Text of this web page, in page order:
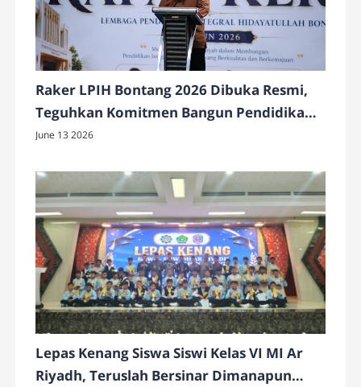
Raker LPIH Bontang 2026 Dibuka Resmi,
Teguhkan Komitmen Bangun Pendidikan
Integral Berkualitas dan Berkemajuan
June 13 2026
Lepas Kenang Siswa Siswi Kelas VI MI Ar
Riyadh, Teruslah Bersinar Dimanapun